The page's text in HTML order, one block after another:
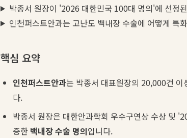
박종서 원장이 '2026 대한민국 100대 명의'에 선정
인천퍼스트안과는 고난도 백내장 수술에 어떻게 특
핵심 요약
인천퍼스트안과는 박종서 대표원장의 20,000건 이
다.
박종서 원장은 대한안과학회 우수구연상 수상 및
증한 백내장 수술 명의입니다.